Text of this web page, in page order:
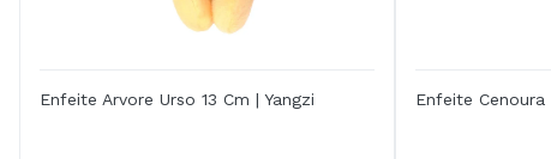
Enfeite Arvore Urso 13 Cm | Yangzi Enfeite Cenoura